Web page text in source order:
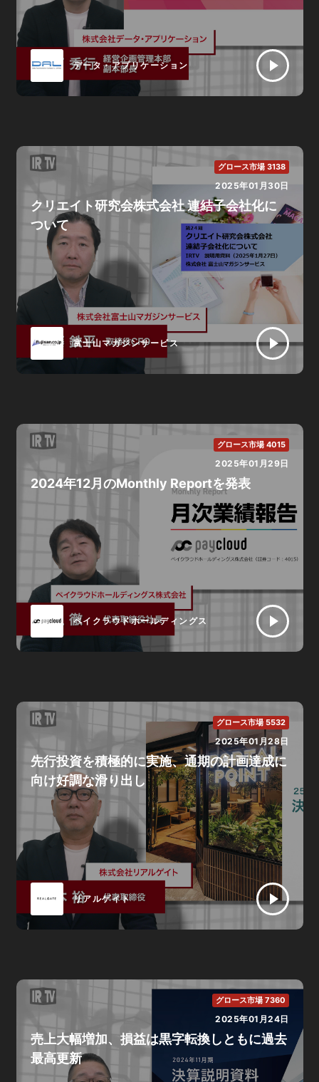
データ・アプリケーション
グロース市場 3138
2025年01月30日
富士山マガジンサービス
クリエイト研究会株式会社 連結子会社化に
ついて
グロース市場 4015
2025年01月29日
ペイクラウドホールディングス
2024年12月のMonthly Reportを発表
グロース市場 5532
2025年01月28日
リアルゲイト
先行投資を積極的に実施、通期の計画達成に
向け好調な滑り出し
グロース市場 7360
2025年01月24日
売上大幅増加、損益は黒字転換しともに過去
最高更新